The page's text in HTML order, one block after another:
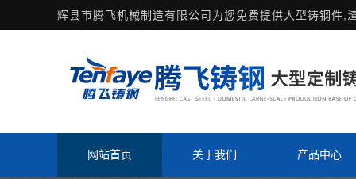
辉县市腾飞机械制造有限公司为您免费提供大型铸钢件 ,
网站首页 关于我们 产品中心